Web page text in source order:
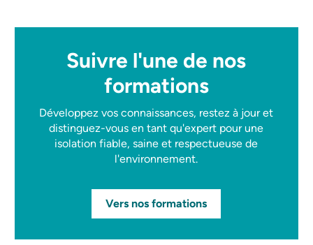
Suivre l'une de nos
formations
Développez vos connaissances, restez à jour et
distinguez-vous en tant qu'expert pour une
isolation fiable, saine et respectueuse de
l'environnement.
Vers nos formations